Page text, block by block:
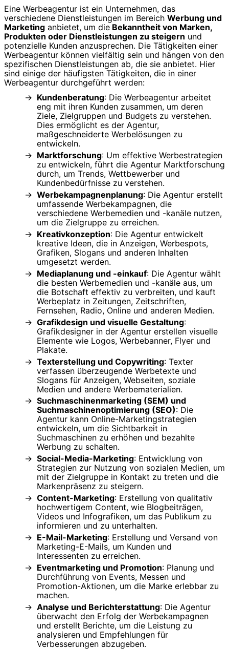
Eine Werbeagentur ist ein Unternehmen, das
verschiedene Dienstleistungen im Bereich Werbung und
Marketing anbietet, um die Bekanntheit von Marken,
Produkten oder Dienstleistungen zu steigern und
potenzielle Kunden anzusprechen. Die Tätigkeiten einer
Werbeagentur können vielfältig sein und hängen von den
spezifischen Dienstleistungen ab, die sie anbietet. Hier
sind einige der häufigsten Tätigkeiten, die in einer
Werbeagentur durchgeführt werden:
Kundenberatung: Die Werbeagentur arbeitet
eng mit ihren Kunden zusammen, um deren
Ziele, Zielgruppen und Budgets zu verstehen.
Dies ermöglicht es der Agentur,
maßgeschneiderte Werbelösungen zu
entwickeln.
Marktforschung: Um effektive Werbestrategien
zu entwickeln, führt die Agentur Marktforschung
durch, um Trends, Wettbewerber und
Kundenbedürfnisse zu verstehen.
Werbekampagnenplanung: Die Agentur erstellt
umfassende Werbekampagnen, die
verschiedene Werbemedien und -kanäle nutzen,
um die Zielgruppe zu erreichen.
Kreativkonzeption: Die Agentur entwickelt
kreative Ideen, die in Anzeigen, Werbespots,
Grafiken, Slogans und anderen Inhalten
umgesetzt werden.
Mediaplanung und -einkauf: Die Agentur wählt
die besten Werbemedien und -kanäle aus, um
die Botschaft effektiv zu verbreiten, und kauft
Werbeplatz in Zeitungen, Zeitschriften,
Fernsehen, Radio, Online und anderen Medien.
Grafikdesign und visuelle Gestaltung:
Grafikdesigner in der Agentur erstellen visuelle
Elemente wie Logos, Werbebanner, Flyer und
Plakate.
Texterstellung und Copywriting: Texter
verfassen überzeugende Werbetexte und
Slogans für Anzeigen, Webseiten, soziale
Medien und andere Werbematerialien.
Suchmaschinenmarketing (SEM) und
Suchmaschinenoptimierung (SEO): Die
Agentur kann Online-Marketingstrategien
entwickeln, um die Sichtbarkeit in
Suchmaschinen zu erhöhen und bezahlte
Werbung zu schalten.
Social-Media-Marketing: Entwicklung von
Strategien zur Nutzung von sozialen Medien, um
mit der Zielgruppe in Kontakt zu treten und die
Markenpräsenz zu steigern.
Content-Marketing: Erstellung von qualitativ
hochwertigem Content, wie Blogbeiträgen,
Videos und Infografiken, um das Publikum zu
informieren und zu unterhalten.
E-Mail-Marketing: Erstellung und Versand von
Marketing-E-Mails, um Kunden und
Interessenten zu erreichen.
Eventmarketing und Promotion: Planung und
Durchführung von Events, Messen und
Promotion-Aktionen, um die Marke erlebbar zu
machen.
Analyse und Berichterstattung: Die Agentur
überwacht den Erfolg der Werbekampagnen
und erstellt Berichte, um die Leistung zu
analysieren und Empfehlungen für
Verbesserungen abzugeben.